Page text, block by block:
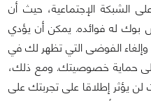
الشبكة الإجتماعية، حيث أن
بوك له فوائده. يمكن أن يؤدي
وإلغاء الفوضى التي تظهر لك في
على حماية خصوصيتك. ومع ذلك،
لن يؤثر إطلاقا على تجربتك على